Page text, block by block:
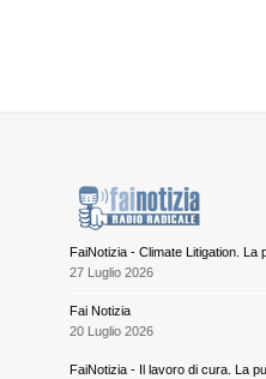
FaiNotizia - Climate Litigation. La
27 Luglio 2026
Fai Notizia
20 Luglio 2026
FaiNotizia - Il lavoro di cura. La